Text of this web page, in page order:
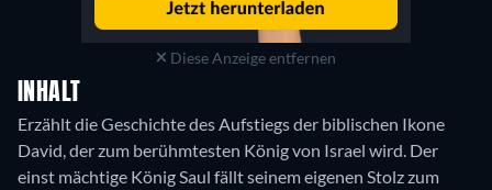
Diese Anzeige entfernen
INHALT
Erzählt die Geschichte des Aufstiegs der biblischen Ikone
David, der zum berühmtesten König von Israel wird. Der
einst mächtige König Saul fällt seinem eigenen Stolz zum